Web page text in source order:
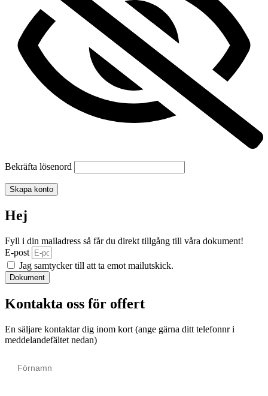
Bekräfta lösenord
Skapa konto
Hej
Fyll i din mailadress så får du direkt tillgång till våra dokument!
E-post
Jag samtycker till att ta emot mailutskick.
Dokument
Kontakta oss för offert
En säljare kontaktar dig inom kort (ange gärna ditt telefonnr i
meddelandefältet nedan)